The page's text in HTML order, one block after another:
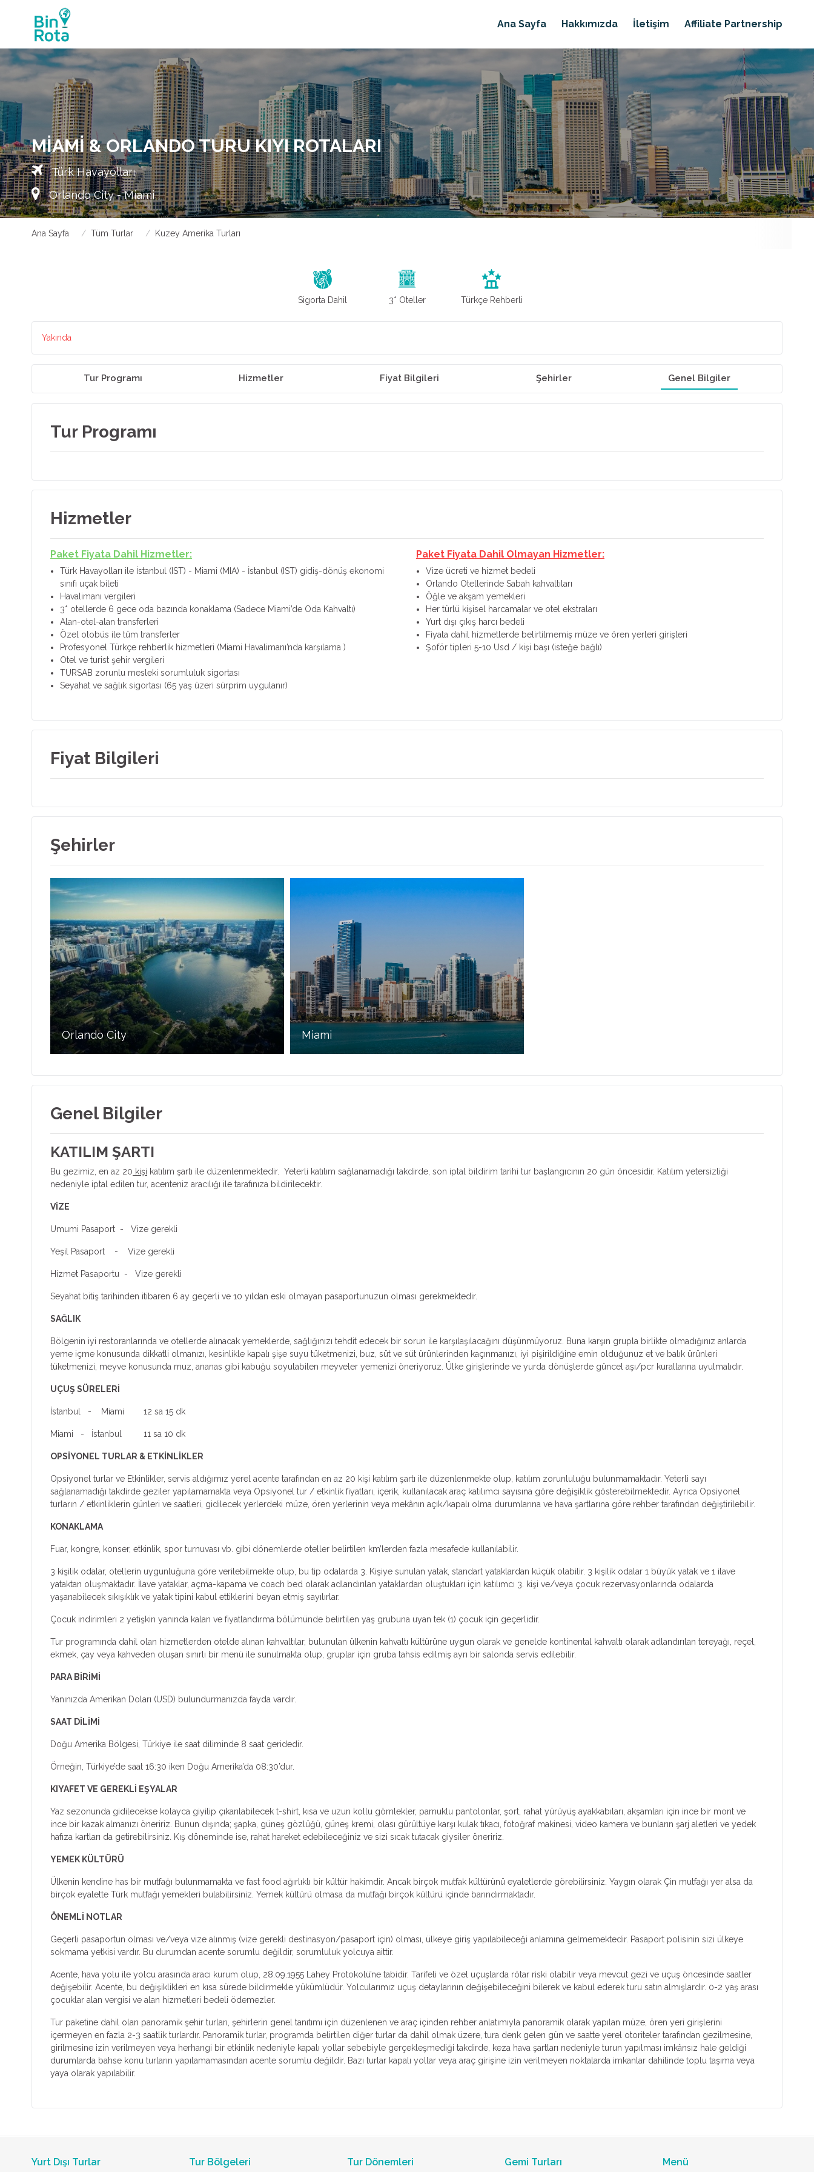
Ana Sayfa Hakkımızda İletişim Affiliate Partnership
MIAMI & ORLANDO TURU KIYI ROTALARI
Türk Havayolları
Orlando City - Miami
Ana Sayfa Tüm Turlar Kuzey Amerika Turları
Sigorta Dahil 3* Oteller Türkçe Rehberli
Yakında
Tur Programı Hizmetler Fiyat Bilgileri Şehirler Genel Bilgiler
Tur Programı
Hizmetler
Paket Fiyata Dahil Hizmetler:
Türk Havayolları ile İstanbul (IST) - Miami (MIA) - İstanbul (IST) gidiş-dönüş ekonomi
sınıfı uçak bileti
Havalimanı vergileri
3* otellerde 6 gece oda bazında konaklama (Sadece Miami’de Oda Kahvaltı)
Alan-otel-alan transferleri
Özel otobüs ile tüm transferler
Profesyonel Türkçe rehberlik hizmetleri (Miami Havalimanı’nda karşılama )
Otel ve turist şehir vergileri
TURSAB zorunlu mesleki sorumluluk sigortası
Seyahat ve sağlık sigortası (65 yaş üzeri sürprim uygulanır)
Paket Fiyata Dahil Olmayan Hizmetler:
Vize ücreti ve hizmet bedeli
Orlando Otellerinde Sabah kahvaltıları
Öğle ve akşam yemekleri
Her türlü kişisel harcamalar ve otel ekstraları
Yurt dışı çıkış harcı bedeli
Fiyata dahil hizmetlerde belirtilmemiş müze ve ören yerleri girişleri
Şoför tipleri 5-10 Usd / kişi başı (isteğe bağlı)
Fiyat Bilgileri
Şehirler
Orlando City Miami
Genel Bilgiler
KATILIM ŞARTI
Bu gezimiz, en az 20 kişi katılım şartı ile düzenlenmektedir. Yeterli katılım sağlanamadığı takdirde, son iptal bildirim tarihi tur başlangıcının 20 gün öncesidir. Katılım yetersizliği
nedeniyle iptal edilen tur, acenteniz aracılığı ile tarafınıza bildirilecektir.
VİZE
Umumi Pasaport - Vize gerekli
Yeşil Pasaport - Vize gerekli
Hizmet Pasaportu - Vize gerekli
Seyahat bitiş tarihinden itibaren 6 ay geçerli ve 10 yıldan eski olmayan pasaportunuzun olması gerekmektedir.
SAĞLIK
Bölgenin iyi restoranlarında ve otellerde alınacak yemeklerde, sağlığınızı tehdit edecek bir sorun ile karşılaşılacağını düşünmüyoruz. Buna karşın grupla birlikte olmadığınız anlarda
yeme içme konusunda dikkatli olmanızı, kesinlikle kapalı şişe suyu tüketmenizi, buz, süt ve süt ürünlerinden kaçınmanızı, iyi pişirildiğine emin olduğunuz et ve balık ürünleri
tüketmenizi, meyve konusunda muz, ananas gibi kabuğu soyulabilen meyveler yemenizi öneriyoruz. Ülke girişlerinde ve yurda dönüşlerde güncel aşı/pcr kurallarına uyulmalıdır.
UÇUŞ SÜRELERİ
İstanbul - Miami 12 sa 15 dk
Miami - İstanbul 11 sa 10 dk
OPSİYONEL TURLAR & ETKİNLİKLER
Opsiyonel turlar ve Etkinlikler, servis aldığımız yerel acente tarafından en az 20 kişi katılım şartı ile düzenlenmekte olup, katılım zorunluluğu bulunmamaktadır. Yeterli sayı
sağlanamadığı takdirde geziler yapılamamakta veya Opsiyonel tur / etkinlik fiyatları, içerik, kullanılacak araç katılımcı sayısına göre değişiklik gösterebilmektedir. Ayrıca Opsiyonel
turların / etkinliklerin günleri ve saatleri, gidilecek yerlerdeki müze, ören yerlerinin veya mekânın açık/kapalı olma durumlarına ve hava şartlarına göre rehber tarafından değiştirilebilir.
KONAKLAMA
Fuar, kongre, konser, etkinlik, spor turnuvası vb. gibi dönemlerde oteller belirtilen km’lerden fazla mesafede kullanılabilir.
3 kişilik odalar, otellerin uygunluğuna göre verilebilmekte olup, bu tip odalarda 3. Kişiye sunulan yatak, standart yataklardan küçük olabilir. 3 kişilik odalar 1 büyük yatak ve 1 ilave
yataktan oluşmaktadır. İlave yataklar, açma-kapama ve coach bed olarak adlandırılan yataklardan oluştukları için katılımcı 3. kişi ve/veya çocuk rezervasyonlarında odalarda
yaşanabilecek sıkışıklık ve yatak tipini kabul ettiklerini beyan etmiş sayılırlar.
Çocuk indirimleri 2 yetişkin yanında kalan ve fiyatlandırma bölümünde belirtilen yaş grubuna uyan tek (1) çocuk için geçerlidir.
Tur programında dahil olan hizmetlerden otelde alınan kahvaltılar, bulunulan ülkenin kahvaltı kültürüne uygun olarak ve genelde kontinental kahvaltı olarak adlandırılan tereyağı, reçel,
ekmek, çay veya kahveden oluşan sınırlı bir menü ile sunulmakta olup, gruplar için gruba tahsis edilmiş ayrı bir salonda servis edilebilir.
PARA BİRİMİ
Yanınızda Amerikan Doları (USD) bulundurmanızda fayda vardır.
SAAT DİLİMİ
Doğu Amerika Bölgesi, Türkiye ile saat diliminde 8 saat geridedir.
Örneğin, Türkiye’de saat 16:30 iken Doğu Amerika’da 08:30’dur.
KIYAFET VE GEREKLİ EŞYALAR
Yaz sezonunda gidilecekse kolayca giyilip çıkarılabilecek t-shirt, kısa ve uzun kollu gömlekler, pamuklu pantolonlar, şort, rahat yürüyüş ayakkabıları, akşamları için ince bir mont ve
ince bir kazak almanızı öneririz. Bunun dışında; şapka, güneş gözlüğü, güneş kremi, olası gürültüye karşı kulak tıkacı, fotoğraf makinesi, video kamera ve bunların şarj aletleri ve yedek
hafıza kartları da getirebilirsiniz. Kış döneminde ise, rahat hareket edebileceğiniz ve sizi sıcak tutacak giysiler öneririz.
YEMEK KÜLTÜRÜ
Ülkenin kendine has bir mutfağı bulunmamakta ve fast food ağırlıklı bir kültür hakimdir. Ancak birçok mutfak kültürünü eyaletlerde görebilirsiniz. Yaygın olarak Çin mutfağı yer alsa da
birçok eyalette Türk mutfağı yemekleri bulabilirsiniz. Yemek kültürü olmasa da mutfağı birçok kültürü içinde barındırmaktadır.
ÖNEMLİ NOTLAR
Geçerli pasaportun olması ve/veya vize alınmış (vize gerekli destinasyon/pasaport için) olması, ülkeye giriş yapılabileceği anlamına gelmemektedir. Pasaport polisinin sizi ülkeye
sokmama yetkisi vardır. Bu durumdan acente sorumlu değildir, sorumluluk yolcuya aittir.
Acente, hava yolu ile yolcu arasında aracı kurum olup, 28.09.1955 Lahey Protokolü’ne tabidir. Tarifeli ve özel uçuşlarda rötar riski olabilir veya mevcut gezi ve uçuş öncesinde saatler
değişebilir. Acente, bu değişiklikleri en kısa sürede bildirmekle yükümlüdür. Yolcularımız uçuş detaylarının değişebileceğini bilerek ve kabul ederek turu satın almışlardır. 0-2 yaş arası
çocuklar alan vergisi ve alan hizmetleri bedeli ödemezler.
Tur paketine dahil olan panoramik şehir turları, şehirlerin genel tanıtımı için düzenlenen ve araç içinden rehber anlatımıyla panoramik olarak yapılan müze, ören yeri girişlerini
içermeyen en fazla 2-3 saatlik turlardır. Panoramik turlar, programda belirtilen diğer turlar da dahil olmak üzere, tura denk gelen gün ve saatte yerel otoriteler tarafından gezilmesine,
girilmesine izin verilmeyen veya herhangi bir etkinlik nedeniyle kapalı yollar sebebiyle gerçekleşmediği takdirde, keza hava şartları nedeniyle turun yapılması imkânsız hale geldiği
durumlarda bahse konu turların yapılamamasından acente sorumlu değildir. Bazı turlar kapalı yollar veya araç girişine izin verilmeyen noktalarda imkanlar dahilinde toplu taşıma veya
yaya olarak yapılabilir.
Yurt Dışı Turlar Tur Bölgeleri Tur Dönemleri Gemi Turları Menü